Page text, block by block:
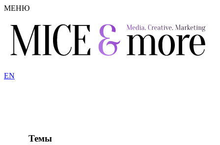
МЕНЮ
EN
Темы